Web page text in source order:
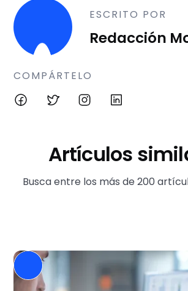
ESCRITO POR
Redacción
COMPÁRTELO
Artículos
Busca entre los más de 200